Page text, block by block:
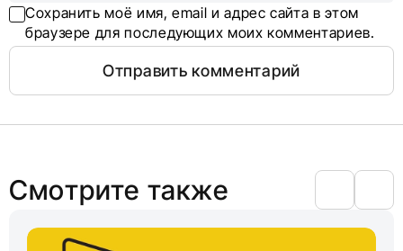
Сохранить моё имя, email и адрес сайта в этом
браузере для последующих моих комментариев.
Смотрите также